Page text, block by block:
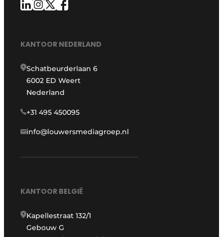
KANTOOR NEDERLAND
Schatbeurderlaan 6
6002 ED Weert
Nederland
+31 495 450095
info@louwersmediagroep.nl
KANTOOR BELGIË
Kapellestraat 132/1
Gebouw G